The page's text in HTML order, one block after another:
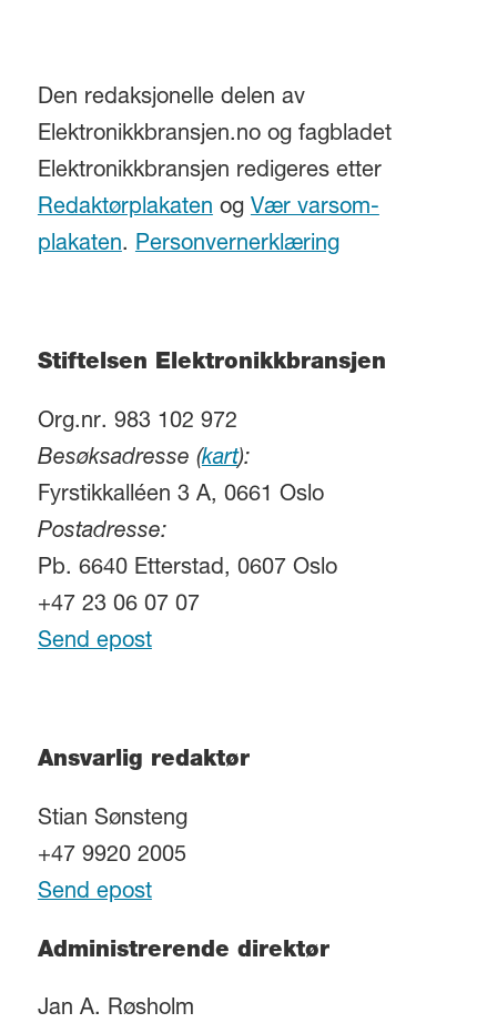
Den redaksjonelle delen av
Elektronikkbransjen.no og fagbladet
Elektronikkbransjen redigeres etter
Redaktørplakatenog Vær varsom-
plakaten. Personvernerklæring
Stiftelsen Elektronikkbransjen
Org.nr. 983 102 972
Besøksadresse (kart):
Fyrstikkalléen 3 A, 0661 Oslo
Postadresse:
Pb. 6640 Etterstad, 0607 Oslo
+47 23 06 07 07
Send epost
Ansvarlig redaktør
Stian Sønsteng
+47 9920 2005
Send epost
Administrerende direktør
Jan A. Røsholm